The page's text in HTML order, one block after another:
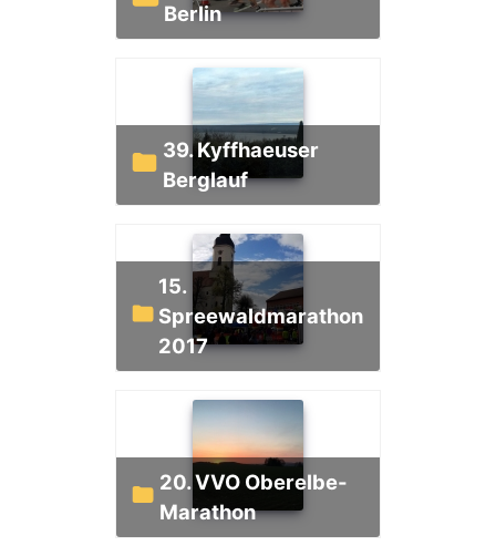
Berlin
39. Kyffhaeuser
Berglauf
15.
Spreewaldmarathon
2017
20. VVO Oberelbe-
Marathon